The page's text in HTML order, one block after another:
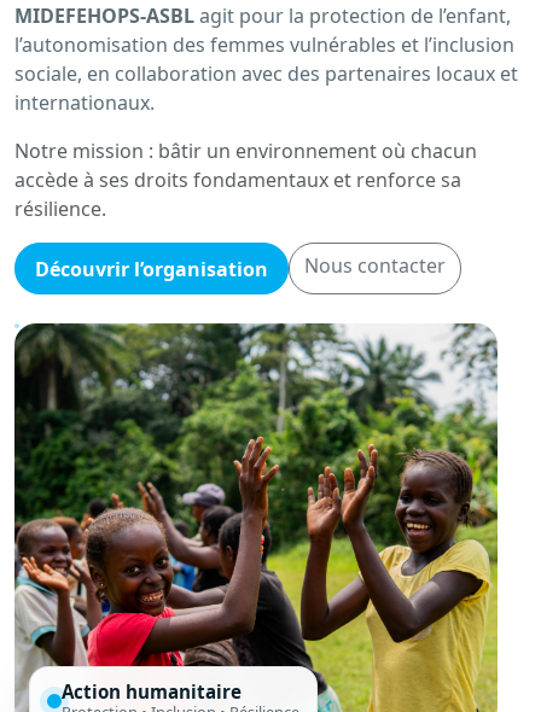
MIDEFEHOPS-ASBLagit pour la protection de l’enfant,
l’autonomisation des femmes vulnérables et l’inclusion
sociale, en collaboration avec des partenaires locaux et
internationaux.
Notre mission : bâtir un environnement où chacun
accède à ses droits fondamentaux et renforce sa
résilience.
Découvrir l’organisation Nous contacter
Action humanitaire